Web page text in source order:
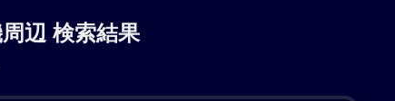
辺 検索結果